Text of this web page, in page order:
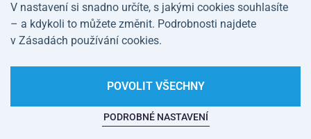
V nastavení si snadno určíte, s jakými cookies souhlasíte
– a kdykoli to můžete změnit. Podrobnosti najdete
v Zásadách používání cookies.
PODROBNÉ NASTAVENÍ
POVOLIT VŠECHNY